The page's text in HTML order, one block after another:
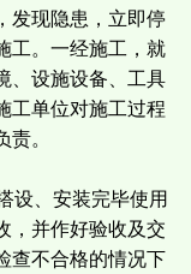
发现隐患，立即停
工。一经施工，就
、设施设备、工具
工单位对施工过程
。
、安装完毕使用
，并作好验收及交
查不合格的情况下